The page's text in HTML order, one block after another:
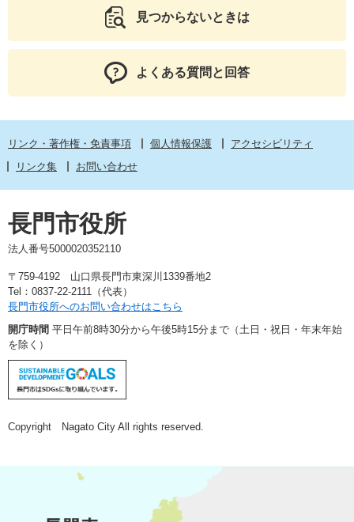
見つからないときは
よくある質問と回答
リンク・著作権・免責事項 個人情報保護
アクセシビリティ
リンク集
お問い合わせ
長門市役所
法人番号5000020352110
〒759-4192 山口県長門市東深川1339番地2
Tel：0837-22-2111（代表）
長門市役所へのお問い合わせはこちら
開庁時間 平日午前8時30分から午後5時15分まで（土日・祝日・年末年始
を除く）
Copyright Nagato City All rights reserved.